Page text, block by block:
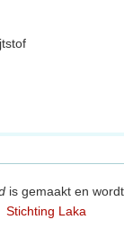
is gemaakt en
Stichting Laka